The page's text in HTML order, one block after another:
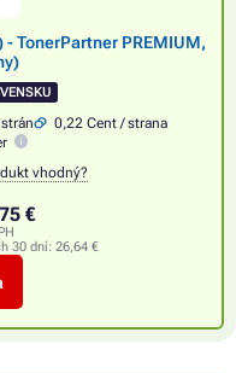
- TonerPartner PREMIUM,
0,22 Cent / strana
vhodný?
€
30 dní: 26,64 €